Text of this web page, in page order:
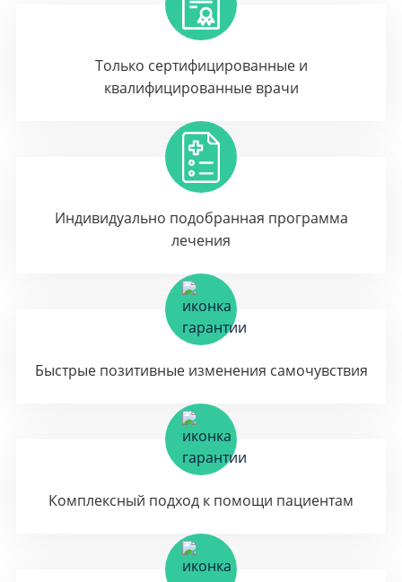
Только сертифицированные и
квалифицированные врачи
Индивидуально подобранная программа
лечения
Быстрые позитивные изменения самочувствия
Комплексный подход к помощи пациентам